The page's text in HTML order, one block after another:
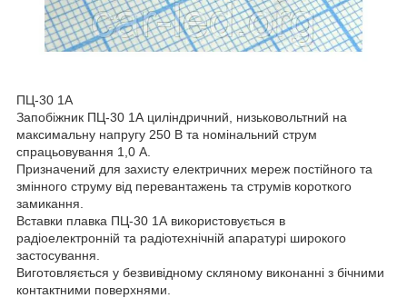
ПЦ-30 1А
Запобіжник ПЦ-30 1А циліндричний, низьковольтний на
максимальну напругу 250 В та номінальний струм
спрацьовування 1,0 А.
Призначений для захисту електричних мереж постійного та
змінного струму від перевантажень та струмів короткого
замикання.
Вставки плавка ПЦ-30 1А використовується в
радіоелектронній та радіотехнічній апаратурі широкого
застосування.
Виготовляється у безвивідному скляному виконанні з бічними
контактними поверхнями.